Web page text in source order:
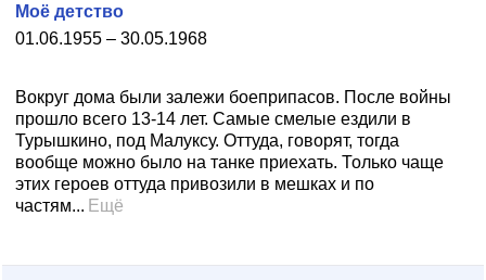
01.06.1955 – 30.05.1968
Моё детство
Вокруг дома были залежи боеприпасов. После войны
прошло всего 13-14 лет. Самые смелые ездили в
Турышкино, под Малуксу. Оттуда, говорят, тогда
вообще можно было на танке приехать. Только чаще
этих героев оттуда привозили в мешках и по
частям... Ещё